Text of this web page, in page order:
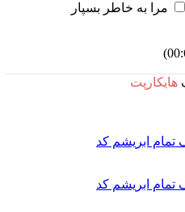
مرا به خاطر بسپار
)
هایکارپت